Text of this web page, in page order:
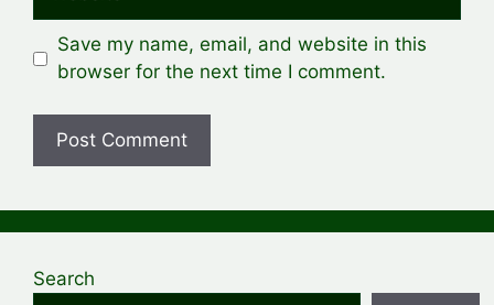
Save my name, email, and website in this
browser for the next time I comment.
Search